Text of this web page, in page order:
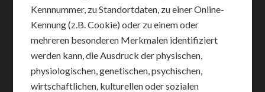
Kennnummer, zu Standortdaten, zu einer Online-
Kennung (z.B. Cookie) oder zu einem oder
mehreren besonderen Merkmalen identifiziert
werden kann, die Ausdruck der physischen,
physiologischen, genetischen, psychischen,
wirtschaftlichen, kulturellen oder sozialen